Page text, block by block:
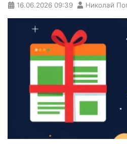
16.06.2026 09:39 Николай